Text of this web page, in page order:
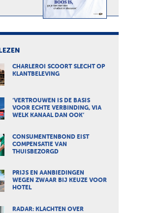
CHARLEROI SCOORT SLECHT OP
KLANTBELEVING
‘VERTROUWEN IS DE BASIS
VOOR ECHTE VERBINDING, VIA
WELK KANAAL DAN OOK’
CONSUMENTENBOND EIST
COMPENSATIE VAN
THUISBEZORGD
PRIJS EN AANBIEDINGEN
WEGEN ZWAAR BIJ KEUZE VOOR
HOTEL
RADAR: KLACHTEN OVER